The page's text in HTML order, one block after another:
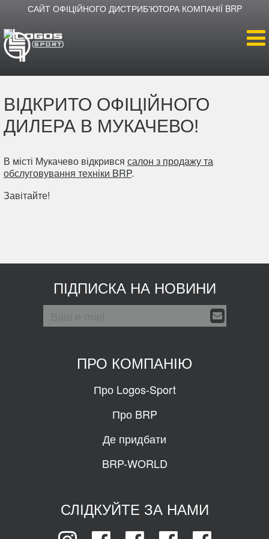
САЙТ ОФІЦІЙНОГО ДИСТРИБʼЮТОРА КОМПАНІЇ BRP
Продукція
Про компанію
ВІДКРИТО ОФІЦІЙНОГО
ДИЛЕРА В МУКАЧЕВО!
В місті Мукачево відкрився салон з продажу та
обслуговування техніки BRP.
Завітайте!
ПІДПИСКА НА НОВИНИ
ПРО КОМПАНІЮ
Про Logos-Sport
Про BRP
Де придбати
BRP-WORLD
СЛІДКУЙТЕ ЗА НАМИ